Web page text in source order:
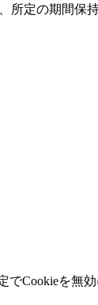
定の期間保
Cookieを無